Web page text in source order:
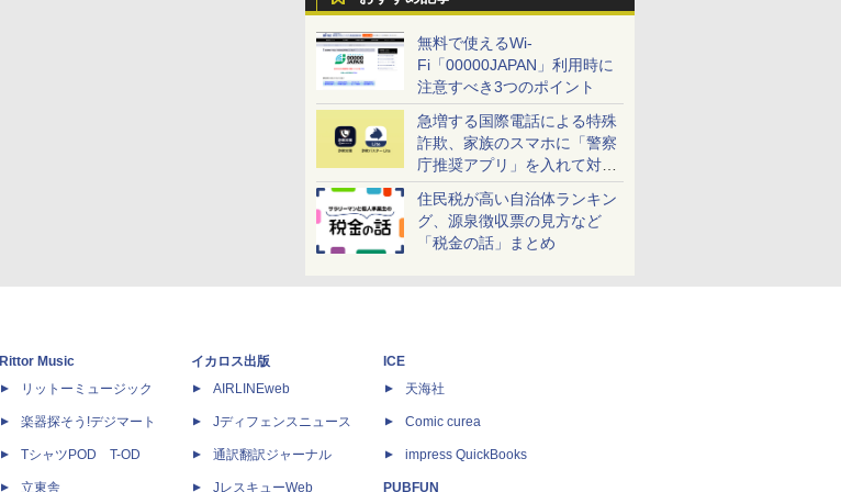
無料で使えるWi-
Fi「00000JAPAN」利用時に
注意すべき3つのポイント
急増する国際電話による特殊
詐欺、家族のスマホに「警察
庁推奨アプリ」を入れて対策
しよう！
住民税が高い自治体ランキン
グ、源泉徴収票の見方など
「税金の話」まとめ
Rittor Music
リットーミュージック
楽器探そう!デジマート
TシャツPOD T-OD
立東舎
イカロス出版
AIRLINEweb
Jディフェンスニュース
通訳翻訳ジャーナル
JレスキューWeb
ICE
天海社
Comic curea
impress QuickBooks
PUBFUN